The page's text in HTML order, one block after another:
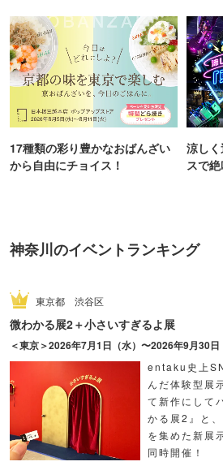
17種類の彩り豊かなおばんざい
から自由にチョイス！
涼し
スで
神奈川のイベントランキング
東京都 渋谷区
微わかる展2＋小さいすぎるよ展
entaku史上
んだ体験型展
て新作にして
かる展2』と
を集めた新展
同時開催！